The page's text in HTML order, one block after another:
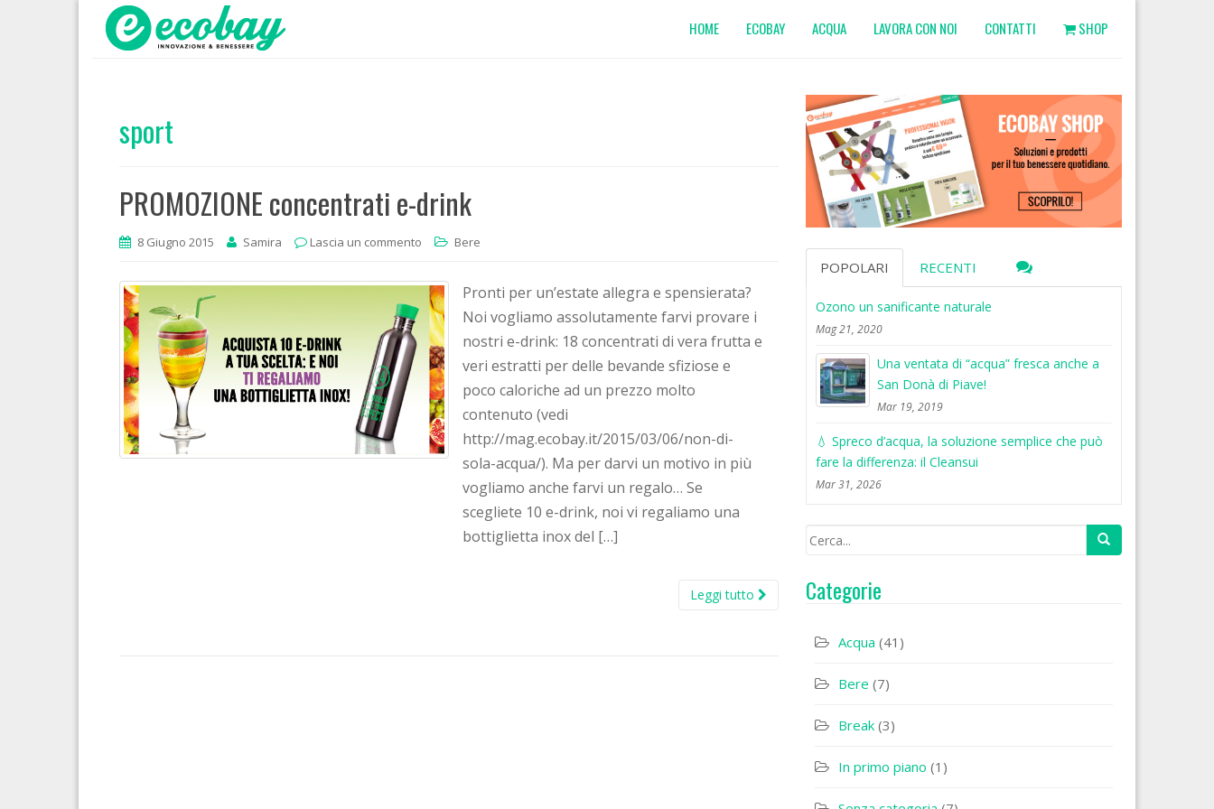
HOME ECOBAY ACQUA LAVORA CON NOI CONTATTI SHOP
sport
PROMOZIONE concentrati e-drink
8 Giugno 2015 Samira Lascia un commento Bere
Pronti per un’estate allegra e spensierata?
Noi vogliamo assolutamente farvi provare i
nostri e-drink: 18 concentrati di vera frutta e
veri estratti per delle bevande sfiziose e
poco caloriche ad un prezzo molto
contenuto (vedi
http://mag.ecobay.it/2015/03/06/non-di-
sola-acqua/). Ma per darvi un motivo in più
vogliamo anche farvi un regalo… Se
scegliete 10 e-drink, noi vi regaliamo una
bottiglietta inox del […]
Leggi tutto
POPOLARI RECENTI
Ozono un sanificante naturale
Mag 21, 2020
Una ventata di “acqua” fresca anche a
San Donà di Piave!
Mar 19, 2019
💧 Spreco d’acqua, la soluzione semplice che può
fare la differenza: il Cleansui
Mar 31, 2026
Categorie
Acqua (41)
Bere (7)
Break (3)
In primo piano (1)